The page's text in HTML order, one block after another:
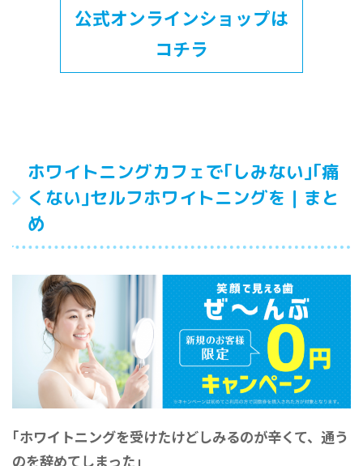
公式オンラインショップは
コチラ
ホワイトニングカフェで｢しみない｣｢痛
くない｣セルフホワイトニングを｜まと
め
｢ホワイトニングを受けたけどしみるのが辛くて、通う
のを辞めてしまった｣